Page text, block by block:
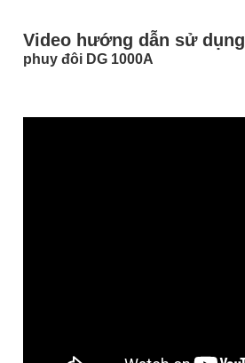
Video hướng dẫn sử dụng
phuy đôi DG 1000A